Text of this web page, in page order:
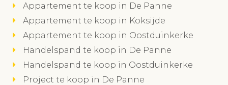
Appartement te koop in De Panne
Appartement te koop in Koksijde
Appartement te koop in Oostduinkerke
Handelspand te koop in De Panne
Handelspand te koop in Oostduinkerke
Project te koop in De Panne